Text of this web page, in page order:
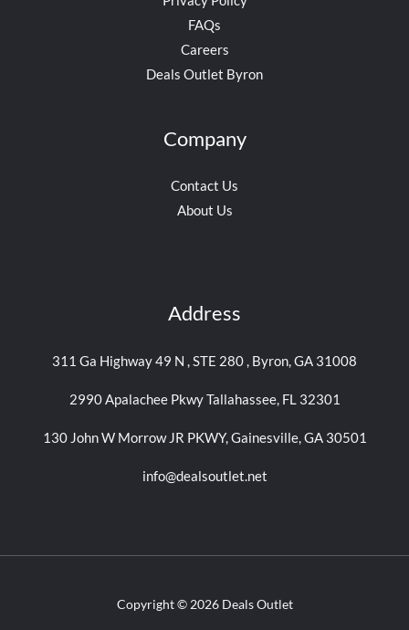
FAQs
Careers
Deals Outlet Byron
Company
Contact Us
About Us
Address
311 Ga Highway 49 N , STE 280 , Byron, GA 31008
2990 Apalachee Pkwy Tallahassee, FL 32301
130 John W Morrow JR PKWY, Gainesville, GA 30501
info@dealsoutlet.net
Copyright © 2026 Deals Outlet